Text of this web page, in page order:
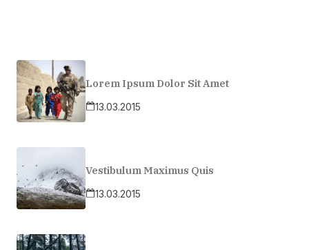
Lorem Ipsum Dolor Sit Amet
13.03.2015
Vestibulum Maximus Quis
13.03.2015